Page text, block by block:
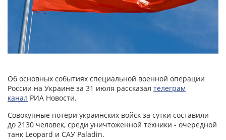
Об основных событиях специальной военной операции
России на Украине за 31 июля рассказал телеграм
канал РИА Новости.
Совокупные потери украинских войск за сутки составили
до 2130 человек, среди уничтоженной техники - очередной
танк Leopard и САУ Paladin.